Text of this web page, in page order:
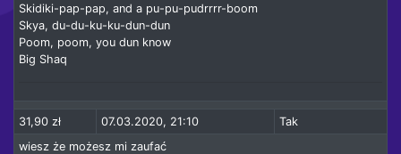
Skidiki-pap-pap, and a pu-pu-pudrrrr-boom
Skya, du-du-ku-ku-dun-dun
Poom, poom, you dun know
Big Shaq
31,90 zł 07.03.2020, 21:10
Tak
wiesz że możesz mi zaufać